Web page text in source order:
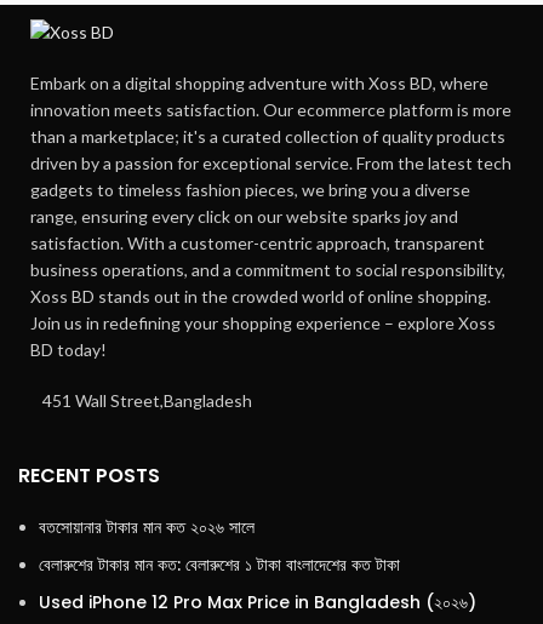
Embark on a digital shopping adventure with Xoss BD, where
innovation meets satisfaction. Our ecommerce platform is more
than a marketplace; it's a curated collection of quality products
driven by a passion for exceptional service. From the latest tech
gadgets to timeless fashion pieces, we bring you a diverse
range, ensuring every click on our website sparks joy and
satisfaction. With a customer-centric approach, transparent
business operations, and a commitment to social responsibility,
Xoss BD stands out in the crowded world of online shopping.
Join us in redefining your shopping experience – explore Xoss
BD today!
451 Wall Street,Bangladesh
RECENT POSTS
বতসোয়ানার টাকার মান কত ২০২৬ সালে
বেলারুশের টাকার মান কত: বেলারুশের ১ টাকা বাংলাদেশের কত টাকা
Used iPhone 12 Pro Max Price in Bangladesh (২০২৬)